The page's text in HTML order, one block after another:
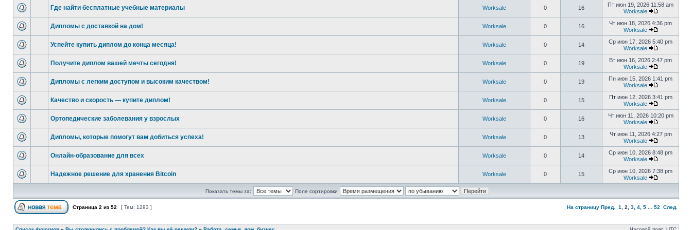
Где найти бесплатные учебные материалы Worksale 0 16
Пт июн 19, 2026 11:58 am
Worksale
Дипломы с доставкой на дом! Worksale 0 16
Чт июн 18, 2026 4:36 pm
Worksale
Успейте купить диплом до конца месяца! Worksale 0 14
Ср июн 17, 2026 5:40 pm
Worksale
Получите диплом вашей мечты сегодня! Worksale 0 19
Вт июн 16, 2026 2:47 pm
Worksale
Дипломы с легким доступом и высоким качеством! Worksale 0 19
Пн июн 15, 2026 1:41 pm
Worksale
Качество и скорость — купите диплом! Worksale 0 15
Пт июн 12, 2026 3:41 pm
Worksale
Ортопедические заболевания у взрослых Worksale 0 16
Чт июн 11, 2026 10:20 pm
Worksale
Дипломы, которые помогут вам добиться успеха! Worksale 0 13
Чт июн 11, 2026 4:27 pm
Worksale
Онлайн-образование для всех Worksale 0 14
Ср июн 10, 2026 8:48 pm
Worksale
Надежное решение для хранения Bitcoin Worksale 0 15
Ср июн 10, 2026 7:38 pm
Worksale
Показать темы за: Поле сортировки
Страница 2 из 52 [ Тем: 1293 ] На страницу Пред. 1 2 3 4 5 52 След.